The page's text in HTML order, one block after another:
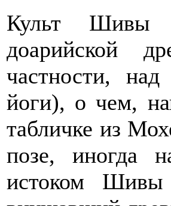
Культ Шивы
доарийской
частности,
йоги), о чем,
табличке из
позе, иногда
истоком Шивы